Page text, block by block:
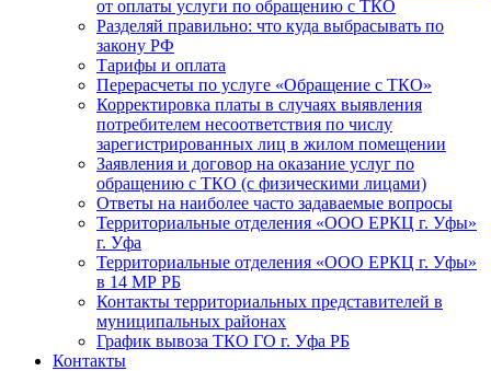
от оплаты услуги по обращению с ТКО
Разделяй правильно: что куда выбрасывать по
закону РФ
Тарифы и оплата
Перерасчеты по услуге «Обращение с ТКО»
Корректировка платы в случаях выявления
потребителем несоответствия по числу
зарегистрированных лиц в жилом помещении
Заявления и договор на оказание услуг по
обращению с ТКО (с физическими лицами)
Ответы на наиболее часто задаваемые вопросы
Территориальные отделения «ООО ЕРКЦ г. Уфы»
г. Уфа
Территориальные отделения «ООО ЕРКЦ г. Уфы»
в 14 МР РБ
Контакты территориальных представителей в
муниципальных районах
График вывоза ТКО ГО г. Уфа РБ
Контакты